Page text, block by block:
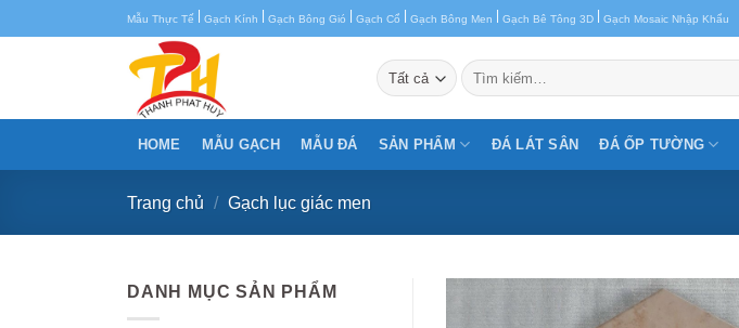
đến
Mẫu Thực Tế | Gạch Kính | Gạch Bông Gió | Gạch Cổ | Gạch Bông Men | Gạch Bê Tông 3D | Gạch Mosaic Nhập Khẩu
Tìm
kiếm:
HOME MẪU GẠCH MẪU ĐÁ SẢN PHẨM ĐÁ LÁT SÂN ĐÁ ỐP TƯỜNG
Trang chủ / Gạch lục giác men
DANH MỤC SẢN PHẨM